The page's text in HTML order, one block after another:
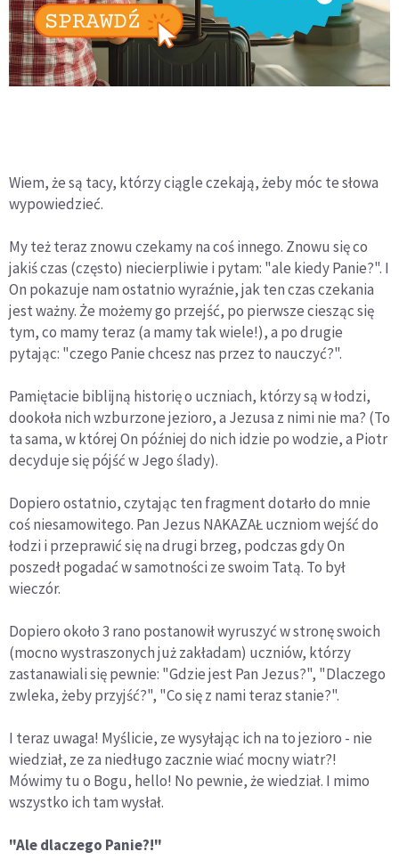
Wiem, że są tacy, którzy ciągle czekają, żeby móc te słowa
wypowiedzieć.
My też teraz znowu czekamy na coś innego. Znowu się co
jakiś czas (często) niecierpliwie i pytam: "ale kiedy Panie?". I
On pokazuje nam ostatnio wyraźnie, jak ten czas czekania
jest ważny. Że możemy go przejść, po pierwsze ciesząc się
tym, co mamy teraz (a mamy tak wiele!), a po drugie
pytając: "czego Panie chcesz nas przez to nauczyć?".
Pamiętacie biblijną historię o uczniach, którzy są w łodzi,
dookoła nich wzburzone jezioro, a Jezusa z nimi nie ma? (To
ta sama, w której On później do nich idzie po wodzie, a Piotr
decyduje się pójść w Jego ślady).
Dopiero ostatnio, czytając ten fragment dotarło do mnie
coś niesamowitego. Pan Jezus NAKAZAŁ uczniom wejść do
łodzi i przeprawić się na drugi brzeg, podczas gdy On
poszedł pogadać w samotności ze swoim Tatą. To był
wieczór.
Dopiero około 3 rano postanowił wyruszyć w stronę swoich
(mocno wystraszonych już zakładam) uczniów, którzy
zastanawiali się pewnie: "Gdzie jest Pan Jezus?", "Dlaczego
zwleka, żeby przyjść?", "Co się z nami teraz stanie?".
I teraz uwaga! Myślicie, ze wysyłając ich na to jezioro - nie
wiedział, ze za niedługo zacznie wiać mocny wiatr?!
Mówimy tu o Bogu, hello! No pewnie, że wiedział. I mimo
wszystko ich tam wysłał.
"Ale dlaczego Panie?!"